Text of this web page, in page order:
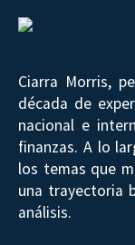
Ciarra Morris,
década de
nacional e
finanzas. A lo
los temas que
una trayectoria
análisis.